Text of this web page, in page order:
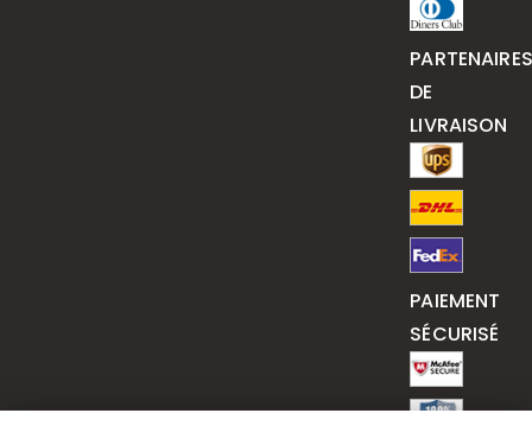
PARTENAIRES
DE
LIVRAISON
PAIEMENT
SÉCURISÉ